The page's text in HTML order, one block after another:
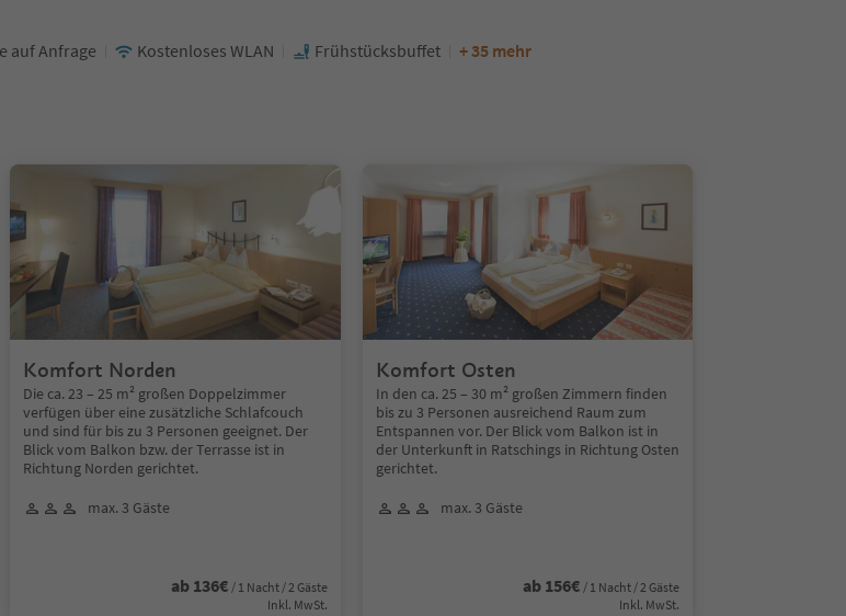
auf Anfrage Kostenloses WLAN Frühstücksbuffet + 35 mehr
Komfort Norden
Die ca. 23 – 25 m² großen Doppelzimmer
verfügen über eine zusätzliche Schlafcouch
und sind für bis zu 3 Personen geeignet. Der
Blick vom Balkon bzw. der Terrasse ist in
Richtung Norden gerichtet.
max. 3 Gäste
ab 136€ / 1 Nacht / 2 Gäste
Inkl. MwSt.
Komfort Osten
In den ca. 25 – 30 m² großen Zimmern finden
bis zu 3 Personen ausreichend Raum zum
Entspannen vor. Der Blick vom Balkon ist in
der Unterkunft in Ratschings in Richtung Osten
gerichtet.
max. 3 Gäste
ab 156€ / 1 Nacht / 2 Gäste
Inkl. MwSt.